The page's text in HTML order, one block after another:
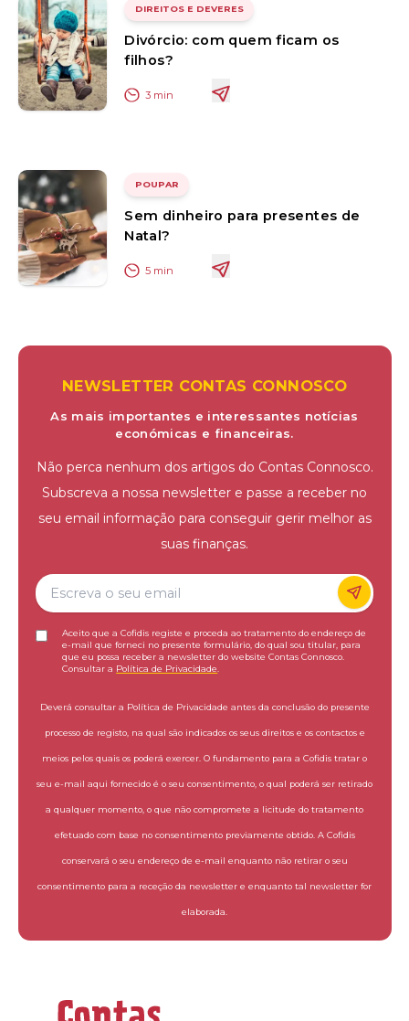
DIREITOS E DEVERES
Divórcio: com quem ficam os
filhos?
3 min
POUPAR
Sem dinheiro para presentes de
Natal?
5 min
NEWSLETTER CONTAS CONNOSCO
As mais importantes e interessantes notícias
económicas e financeiras.
Não perca nenhum dos artigos do Contas Connosco.
Subscreva a nossa newsletter e passe a receber no
seu email informação para conseguir gerir melhor as
suas finanças.
Aceito que a Cofidis registe e proceda ao tratamento do endereço de
e-mail que forneci no presente formulário, do qual sou titular, para
que eu possa receber a newsletter do website Contas Connosco.
Consultar a Política de Privacidade
Deverá consultar a Política de Privacidade antes da conclusão do presente
processo de registo, na qual são indicados os seus direitos e os contactos e
meios pelos quais os poderá exercer. O fundamento para a Cofidis tratar o
seu e-mail aqui fornecido é o seu consentimento, o qual poderá ser retirado
a qualquer momento, o que não compromete a licitude do tratamento
efetuado com base no consentimento previamente obtido. A Cofidis
conservará o seu endereço de e-mail enquanto não retirar o seu
consentimento para a receção da newsletter e enquanto tal newsletter for
elaborada.